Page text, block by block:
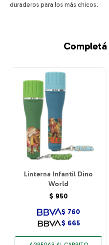
duraderos para los más chicos.
Linterna Infantil Dino
World
$ 950
$ 665
$ 760